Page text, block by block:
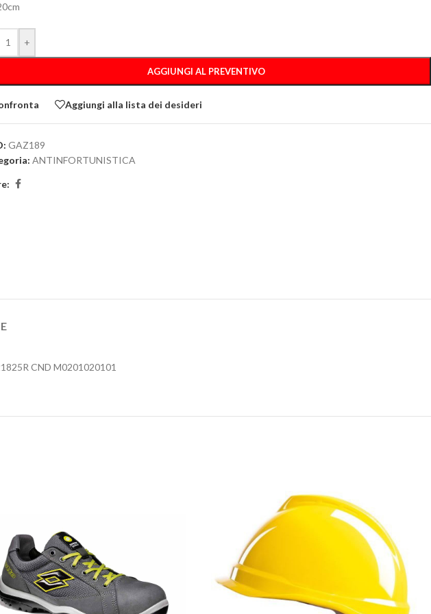
+
AGGIUNGI AL PREVENTIVO
Aggiungi alla lista dei desideri
GAZ189
ANTINFORTUNISTICA
CND M0201020101